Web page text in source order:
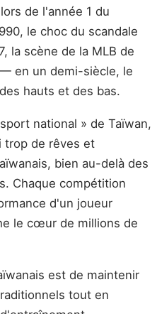
de l'année 1 du
le choc du scandale
la scène de la MLB de
en un demi-siècle, le
hauts et des bas.
national » de Taïwan,
trop de rêves et
bien au-delà des
Chaque compétition
d'un joueur
le cœur de millions de
est de maintenir
tout en